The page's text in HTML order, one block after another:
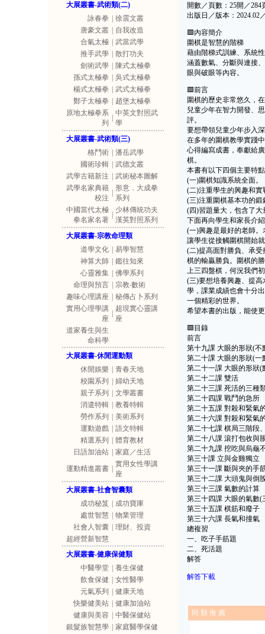
大展叢書-武術類(二)
詠春拳
徐震文叢
唐豪文叢
自我改造
合氣太極
武當武學
推手武學
散打功夫
劍術武學
陳式太極拳
孫式太極拳
吳式太極拳
楊式太極拳
武式太極拳
鄭子太極拳
趙堡太極拳
原地太極拳系
列
中英文對照武
學
大展叢書-武術類(三)
格鬥術
潘岳武學
國術珍輯
武德文叢
武學古籍新注
武術秘本圖解
武學名家典籍
校注
形意．大成拳
系列
中國當代太極
拳名家名著
少林傳統功夫
漢英對照系列
大展叢書-宗教命理類
道學文化
易學智慧
神算大師
鑑往知來
心靈雅集
佛學系列
命理與預言
宗教‧數術
趣味心理講座
秘傳占卜系列
實用心理學講
座
超現實心靈講
座
道家養生與生
命科學
大展叢書-休閒運動類
休閒娛樂
青春天地
校園系列
婦幼天地
親子系列
文學叢書
消遣特輯
教養特輯
勞作系列
美術系列
運動遊戲
語文特輯
精選系列
體育教材
日語加油站
家庭／生活
運動精進叢書
實用女性學講
座
大展叢書-社會智囊類
成功秘笈
成功寶庫
處世智慧
物業管理
社會人智囊
理財、投資
超經營新智慧
大展叢書-健康保健類
中醫學堂
養生保健
飲食保健
女性醫學
元氣系列
健康天地
快樂健美站
健康加油站
健康與美容
中醫保健站
銀髮族智慧學
家庭醫學保健
開數／頁數：25開／284
出版日／版本：2024.02
🟩內容簡介
圍棋是智慧的階梯
藉由階梯式訓練、系統
涵蓋數氣、分斷與連接
眼與破眼等內容。
🟩前言
圍棋的歷史非常悠久，
兒童少年在智力開發、
評。
要想帶領兒童少年步入
在多年的圍棋教學實踐
心得編寫成書，奉獻給
棋。
本書有以下四個主要特
(一)圍棋知識系統全面。
(二)注重學生的興趣和實
(三)注重圍棋基本功的鍛
(四)習題量大，包含了
下面再向學生和家長介
(一)興趣是最好的老師
讓學生從接觸圍棋開始
(二)提高面對勝負、承
棋的輸贏勝負。圍棋的
上三四盤棋，何況我們
(三)要想培養興趣、提
學，課業成績也會十分
一個精彩的世界。
希望本書的出版，能使
🟩目錄
前言
第十九課 大眼的形狀(不
第二十課 大眼的形狀(一
第二十一課 大眼的形狀(
第二十二課 雙活
第二十三課 死活的三種
第二十四課 戰鬥的急所
第二十五課 對殺和緊氣
第二十六課 對殺和緊氣
第二十七課 棋局三階段
第二十八課 滾打包收與
第二十九課 挖吃與烏龜
第三十課 立與金雞獨立
第三十一課 斷與夾的手
第三十二課 大頭鬼與倒
第三十三課 氣數的計算
第三十四課 大眼的氣數(
第三十五課 棋筋和廢子
第三十六課 長氣和撞氣
總複習
一、吃子手筋題
二、死活題
解答
解答下載
同 類 推 薦